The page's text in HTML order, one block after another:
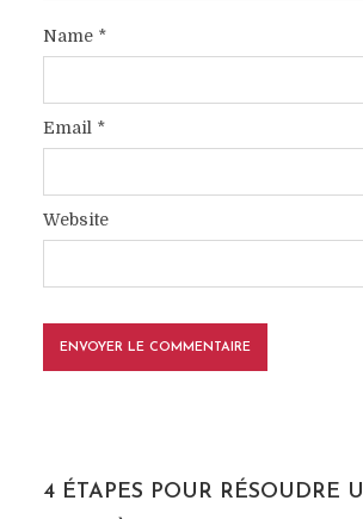
Name *
Email *
Website
4 ÉTAPES POUR RÉSOUDRE